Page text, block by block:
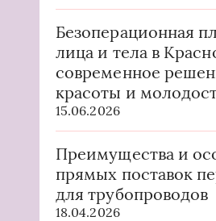
Безоперационная
лица и тела в
современное
красоты и
15.06.2026
Преимущества и
прямых поставок
для трубопроводов
18.04.2026